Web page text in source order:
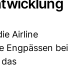
Airline
Engpässen bei